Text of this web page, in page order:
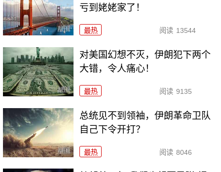
亏到姥姥家了！
最热 阅读 13544
对美国幻想不灭，伊朗犯下两个
大错，令人痛心！
最热 阅读 9135
总统见不到领袖，伊朗革命卫队
自己下令开打？
最热 阅读 8046